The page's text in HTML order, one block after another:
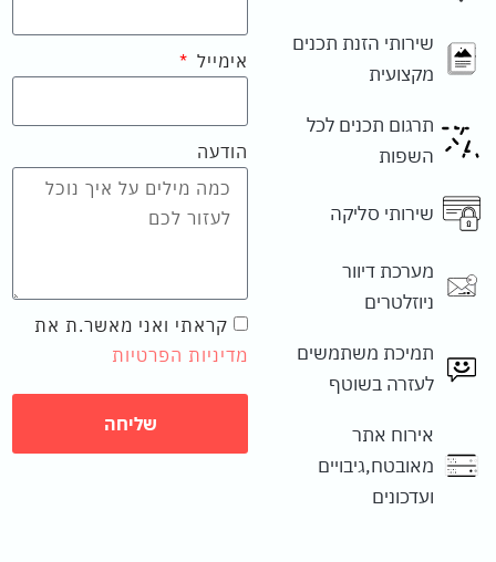
שירותי הזנת תכנים
מקצועית
תרגום תכנים לכל
השפות
שירותי סליקה
מערכת דיוור
ניוזלטרים
תמיכת משתמשים
לעזרה בשוטף
אירוח אתר
מאובטח,גיבויים
ועדכונים
אימייל
הודעה
קראתי ואני מאשר.ת את
מדיניות הפרטיות
שליחה